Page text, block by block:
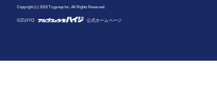
Copyright (c) 2019 Trygroup Inc. All Rights Reserved.
©ZUIYO 公式ホームページ